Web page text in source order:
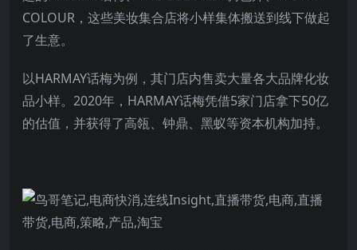
COLOUR，这些美妆集合店将小样集体搬送到线下做起
了生意。
以HARMAY话梅为例，其门店内售卖大量各大品牌化妆
品小样。2020年，HARMAY话梅凭借5家门店拿下50亿
的估值，并获得了高瓴、钟鼎、黑蚁等资本机构加持。